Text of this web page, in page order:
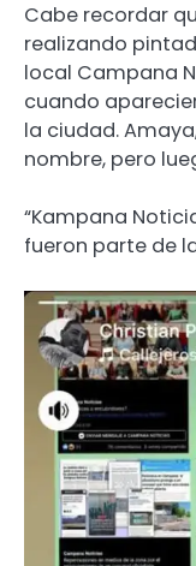
Cabe recordar
realizando
local Campana
cuando
la ciudad.
nombre, pero
“Kampana
fueron parte de